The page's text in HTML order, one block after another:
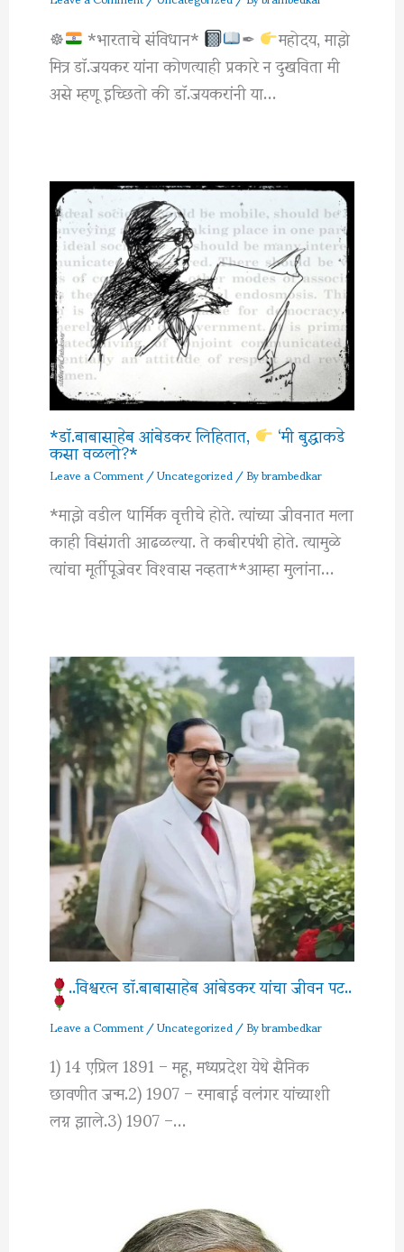
☸ *भारताचे संविधान* ✒ महोदय, माझे
मित्र डाॅ.जयकर यांना कोणत्याही प्रकारे न दुखविता मी
असे म्हणू इच्छितो की डाॅ.जयकरांनी या…
*डॉ.बाबासाहेब आंबेडकर लिहितात, ‘मी बुद्धाकडे
कसा वळलो?*
Leave a Comment/Uncategorized/ Bybrambedkar
*माझे वडील धार्मिक वृत्तीचे होते. त्यांच्या जीवनात मला
काही विसंगती आढळल्या. ते कबीरपंथी होते. त्यामुळे
त्यांचा मूर्तीपूजेवर विश्‍वास नव्हता**आम्हा मुलांना…
..विश्वरत्‍न डॉ.बाबासाहेब आंबेडकर यांचा जीवन पट..
Leave a Comment/Uncategorized/ Bybrambedkar
1) 14 एप्रिल 1891 – महू, मध्यप्रदेश येथे सैनिक
छावणीत जन्म.2) 1907 – रमाबाई वलंगर यांच्याशी
लग्न झाले.3) 1907 –…